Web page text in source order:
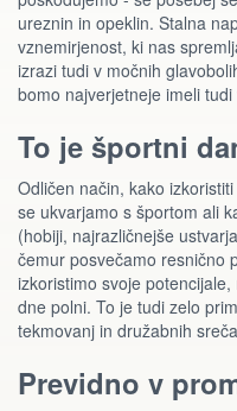
ureznin in opeklin. Stalna
vznemirjenost, ki nas
izrazi tudi v močnih
bomo najverjetneje imeli
To je športni
Odličen način, kako
se ukvarjamo s športom ali
(hobiji, najrazličnejše
čemur posvečamo resnično
izkoristimo svoje
dne polni. To je tudi zelo
tekmovanj in družabnih
Previdno v